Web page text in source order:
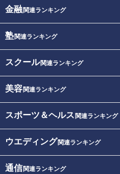
金融関連ランキング
塾関連ランキング
スクール関連ランキング
美容関連ランキング
スポーツ＆ヘルス 関連ランキング
ウエディング関連ランキング
通信関連ランキング